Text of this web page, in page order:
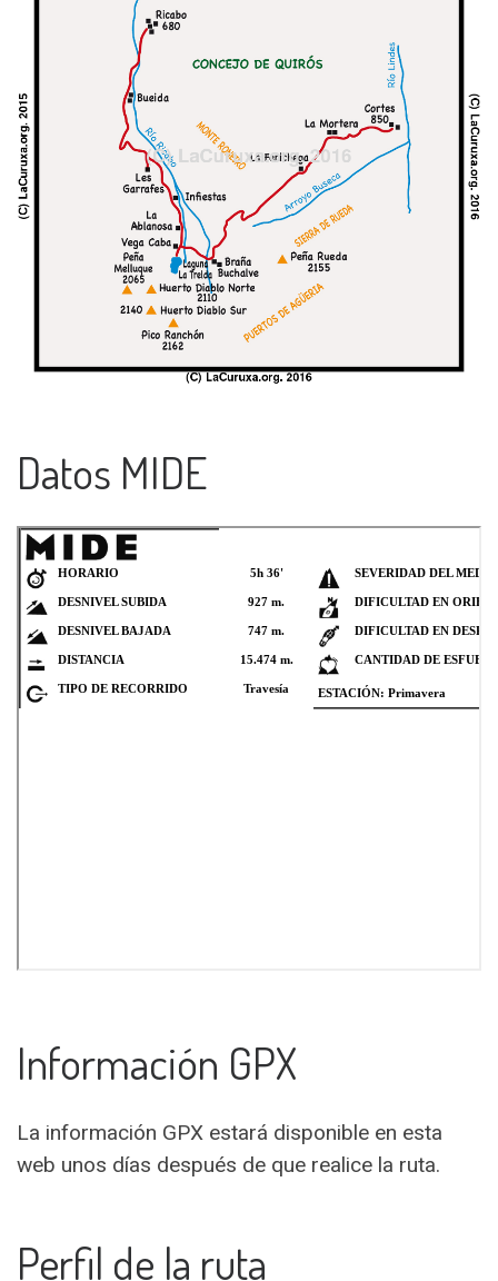
Datos MIDE
Información GPX
La información GPX estará disponible en esta
web unos días después de que realice la ruta.
Perfil de la ruta